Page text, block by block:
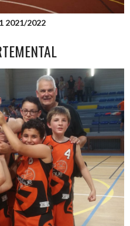
2021/2022